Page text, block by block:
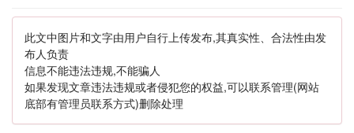
此文中图片和文字由用户自行上传发布,其真实性、合法性由发
布人负责
信息不能违法违规,不能骗人
如果发现文章违法违规或者侵犯您的权益,可以联系管理(网站
底部有管理员联系方式)删除处理